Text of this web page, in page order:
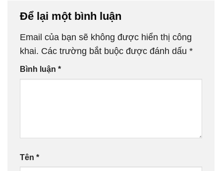
Để lại một bình luận
Email của bạn sẽ không được hiển thị công
khai. Các trường bắt buộc được đánh dấu *
Bình luận *
Tên *